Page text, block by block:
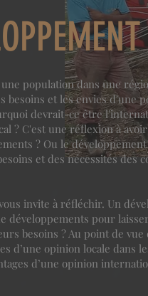
population dans une
besoins et les envies d'une
devrait-ce être
? C'est une réflexion à
? Ou le
et des nécessités des
invite à réfléchir. Un
développements pour
besoins ? Au point de vue
d’une opinion locale dans
d’une opinion